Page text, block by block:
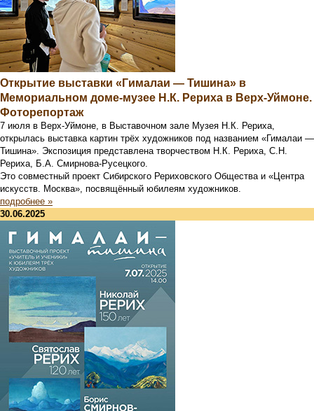
Открытие выставки «Гималаи — Тишина» в
Мемориальном доме-музее Н.К. Рериха в Верх-Уймоне.
Фоторепортаж
7 июля в Верх-Уймоне, в Выставочном зале Музея Н.К. Рериха,
открылась выставка картин трёх художников под названием «Гималаи —
Тишина». Экспозиция представлена творчеством Н.К. Рериха, С.Н.
Рериха, Б.А. Смирнова-Русецкого.
Это совместный проект Сибирского Рериховского Общества и «Центра
искусств. Москва», посвящённый юбилеям художников.
подробнее »
30.06.2025